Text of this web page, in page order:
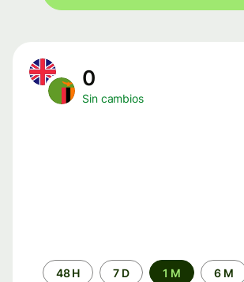
0
Sin cambios
Periodo48 H 7 D 1 M 6 M